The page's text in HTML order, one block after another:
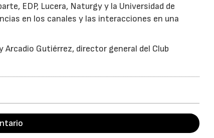
EDP, Lucera, Naturgy y la Universidad de
en los canales y las interacciones en una
Arcadio Gutiérrez, director general del Club